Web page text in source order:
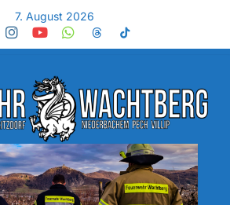
7. August 2026